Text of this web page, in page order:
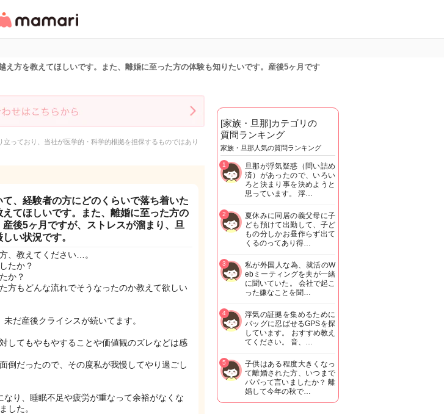
・情報サイト
方を教えてほしいです。また、離婚に至った方の体験も知りたいです。産後5ヶ月です
っており、当社が医学的・科学的根拠を担保するものではあり
、経験者の方にどのくらいで落ち着いた
てほしいです。また、離婚に至った方の
後5ヶ月ですが、ストレスが溜まり、旦
い状況です。
、教えてください…。
たか？
か？
方もどんな流れでそうなったのか教えて欲しい
だ産後クライシスが続いてます。
してもやもやすることや価値観のズレなどは感
倒だったので、その度私が我慢してやり過ごし
なり、睡眠不足や疲労が重なって余裕がなくな
した。
[家族・旦那]カテゴリの
質問ランキング
家族・旦那人気の質問ランキング
旦那が浮気疑惑（問い詰め
済）があったので、いろい
ろと決まり事を決めようと
思っています。 浮…
1
夏休みに同居の義父母に子
ども預けて出勤して、子ど
もの分しかお昼作らず出て
くるのってあり得…
2
私が外国人な為、就活のW
ebミーティングを夫が一緒
に聞いていた。 会社で起こ
った嫌なことを聞…
3
浮気の証拠を集めるために
バッグに忍ばせるGPSを探
しています。 おすすめ教え
てください。 音、…
4
子供はある程度大きくなっ
て離婚された方、いつまで
パパって言いましたか？ 離
婚して今年の秋で…
5